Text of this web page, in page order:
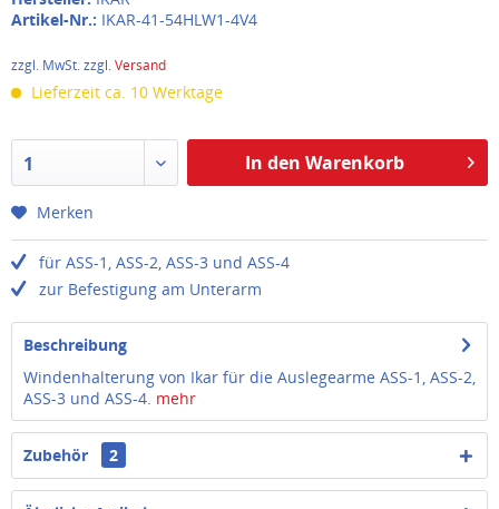
Artikel-Nr.: IKAR-41-54HLW1-4V4
zzgl. MwSt. zzgl.Versand
Lieferzeit ca. 10 Werktage
1 In den Warenkorb
Merken
für ASS-1, ASS-2, ASS-3 und ASS-4
zur Befestigung am Unterarm
Beschreibung
Windenhalterung von Ikar für die Auslegearme ASS-1, ASS-2,
ASS-3 und ASS-4. mehr
Zubehör 2